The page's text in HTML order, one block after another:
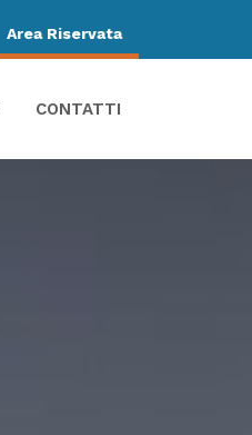
Area Riservata
CONTATTI